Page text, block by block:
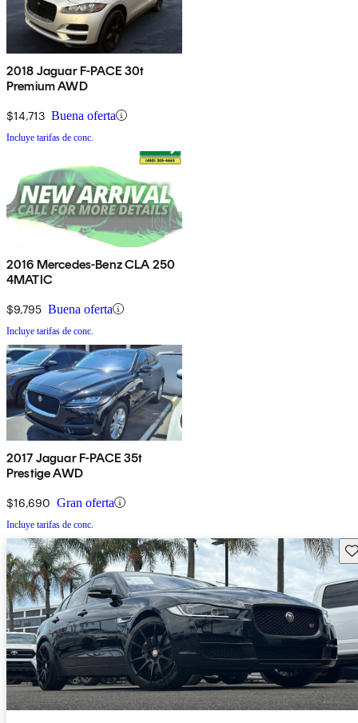
2018 Jaguar F-PACE 30t
Premium AWD
$14,713 Buena oferta
Incluye tarifas de conc.
2016 Mercedes-Benz CLA 250
4MATIC
$9,795 Buena oferta
Incluye tarifas de conc.
2017 Jaguar F-PACE 35t
Prestige AWD
$16,690 Gran oferta
Incluye tarifas de conc.